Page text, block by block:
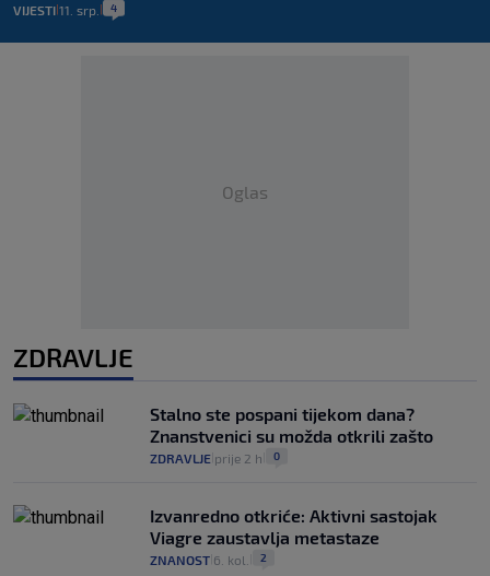
VIJESTI 11. srp. 4
Oglas
ZDRAVLJE
Stalno ste pospani tijekom dana?
Znanstvenici su možda otkrili zašto
ZDRAVLJE prije 2 h 0
Izvanredno otkriće: Aktivni sastojak
Viagre zaustavlja metastaze
ZNANOST 6. kol. 2